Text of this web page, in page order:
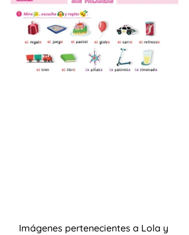
Imágenes pertenecientes a Lola y